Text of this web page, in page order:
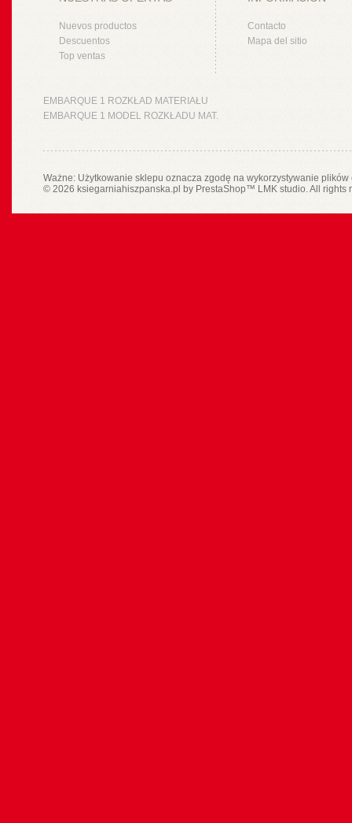
Nuevos productos
Descuentos
Top ventas
Contacto
Mapa del sitio
EMBARQUE 1 ROZKŁAD MATERIAŁU
EMBARQUE 1 MODEL ROZKŁADU MAT.
Ważne: Użytkowanie sklepu oznacza zgodę na wykorzystywanie
© 2026 ksiegarniahiszpanska.pl by PrestaShop™ LMK studio. All rights